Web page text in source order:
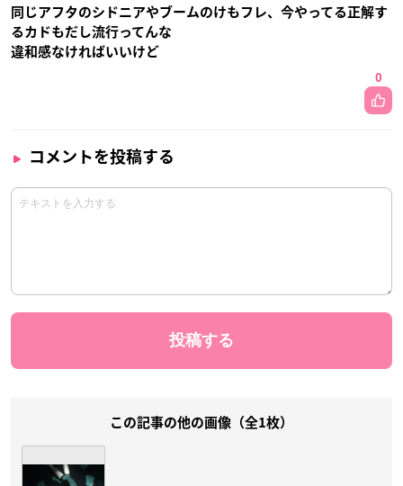
同じアフタのシドニアやブームのけもフレ、今やってる正解す
るカドもだし流行ってんな
違和感なければいいけど
0
コメントを投稿する
この記事の他の画像（全1枚）